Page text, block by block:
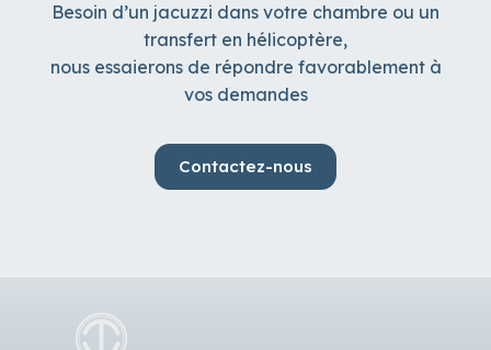
Besoin d’un jacuzzi dans votre chambre ou un
transfert en hélicoptère,
nous essaierons de répondre favorablement à
vos demandes
Contactez-nous